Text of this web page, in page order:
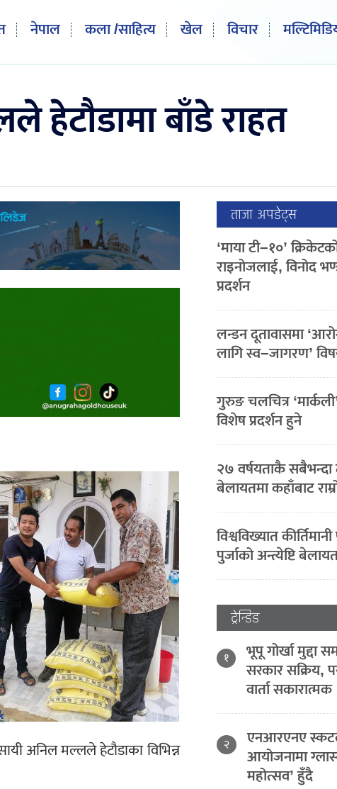
नेपाल कला /साहित्य खेल विचार
हेटौडामा बाँडे राहत
अनिल मल्लले हेटौडाका विभिन्न
ताजा अपडेट्स
‘माया टी–१०’
राइनोजलाई, विनोद
प्रदर्शन
लन्डन दूतावासमा
लागि स्व–जागरण’
गुरुङ चलचित्र
विशेष प्रदर्शन हुने
२७ वर्षयताकै सबैभन्दा
बेलायतमा कहाँबाट
विश्वविख्यात
पुर्जाको अन्त्येष्टि
ट्रेन्डिङ
१ भूपू गोर्खा मुद्दा
सरकार सक्रिय,
वार्ता सकारात्मक
२ एनआरएनए
आयोजनामा
महोत्सव’ हुँदै